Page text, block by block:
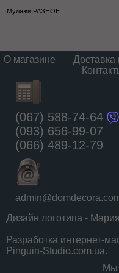
Муляжи РАЗНОЕ
О магазине Доставка
(067) 588-74-64
(093) 656-99-07
(066) 489-12-79
Дизайн логотипа -
Разработка интернет-
Pinguin-Studio.com.ua.
Мы